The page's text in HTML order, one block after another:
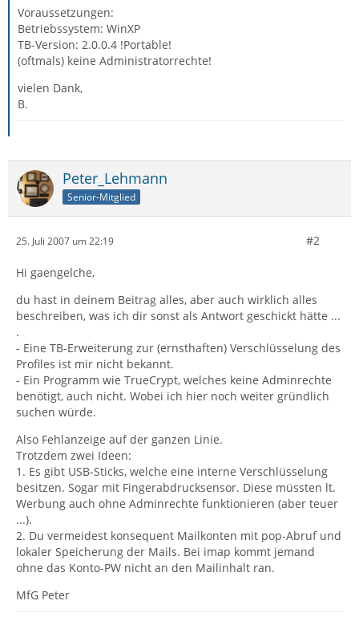
Voraussetzungen:
Betriebssystem: WinXP
TB-Version: 2.0.0.4 !Portable!
(oftmals) keine Administratorrechte!
vielen Dank,
B.
Peter_Lehmann
Senior-Mitglied
25. Juli 2007 um 22:19 #2
Hi gaengelche,
du hast in deinem Beitrag alles, aber auch wirklich alles
beschreiben, was ich dir sonst als Antwort geschickt hätte ...
.
- Eine TB-Erweiterung zur (ernsthaften) Verschlüsselung des
Profiles ist mir nicht bekannt.
- Ein Programm wie TrueCrypt, welches keine Adminrechte
benötigt, auch nicht. Wobei ich hier noch weiter gründlich
suchen würde.
Also Fehlanzeige auf der ganzen Linie.
Trotzdem zwei Ideen:
1. Es gibt USB-Sticks, welche eine interne Verschlüsselung
besitzen. Sogar mit Fingerabdrucksensor. Diese müssten lt.
Werbung auch ohne Adminrechte funktionieren (aber teuer
...).
2. Du vermeidest konsequent Mailkonten mit pop-Abruf und
lokaler Speicherung der Mails. Bei imap kommt jemand
ohne das Konto-PW nicht an den Mailinhalt ran.
MfG Peter